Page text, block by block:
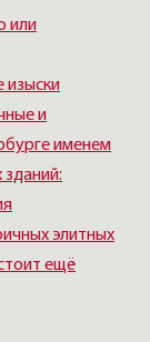
или
изыски
и
именем
элитных
ещё